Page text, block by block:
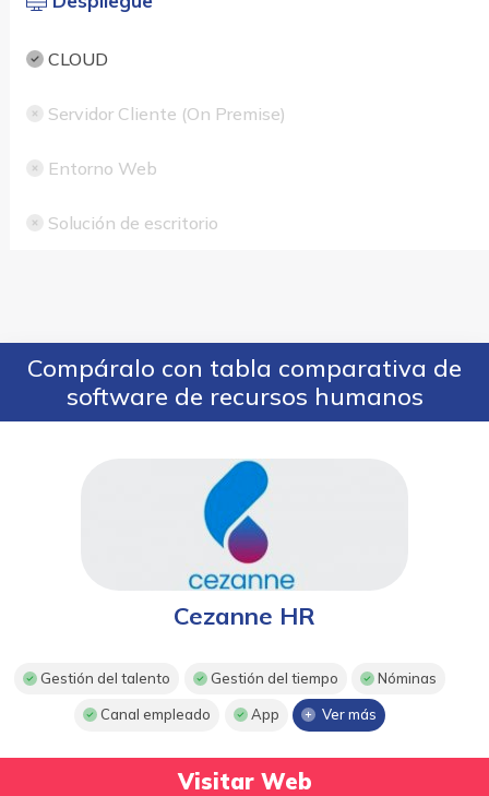
CLOUD
Servidor Cliente (On Premise)
Entorno Web
Solución de escritorio
Compáralo con tabla comparativa de
software de recursos humanos
Cezanne HR
Gestión del talento Gestión del tiempo Nóminas
Canal empleado App Ver más
Visitar Web